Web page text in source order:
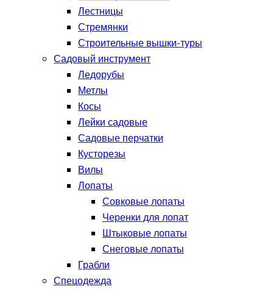
Лестницы
Стремянки
Строительные вышки-туры
Садовый инструмент
Ледорубы
Метлы
Косы
Лейки садовые
Садовые перчатки
Кусторезы
Вилы
Лопаты
Совковые лопаты
Черенки для лопат
Штыковые лопаты
Снеговые лопаты
Грабли
Спецодежда